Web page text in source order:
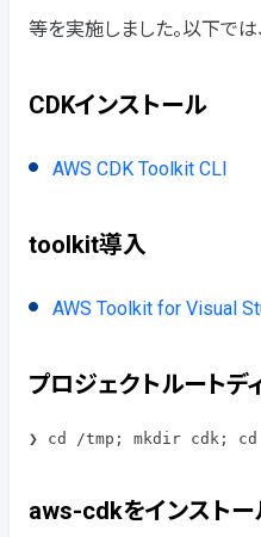
等を実施しました。以下で
CDKインストール
AWS CDK Toolkit CLI
toolkit導入
AWS Toolkit for Visual
プロジェクトルートデ
❯ cd /tmp; mkdir cdk; cd
aws-cdkをインストー